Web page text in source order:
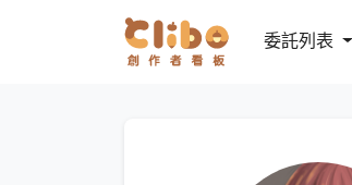
委託列表